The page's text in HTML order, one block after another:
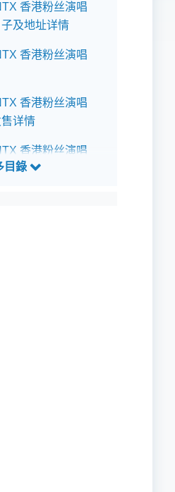
香港粉丝演唱
及地址详情
香港粉丝演唱
香港粉丝演唱
详情
香港粉丝演唱
单